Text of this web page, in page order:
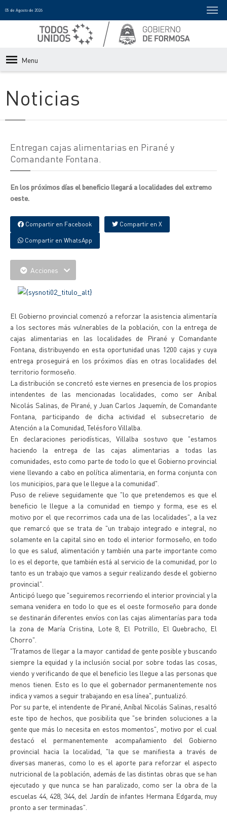
05 de Agosto de 2026
Menu
Noticias
Entregan cajas alimentarias en Pirané y
Comandante Fontana.
En los próximos días el beneficio llegará a localidades del extremo
oeste.
Compartir en Facebook Compartir en X
Compartir en WhatsApp
Acciones
El Gobierno provincial comenzó a reforzar la asistencia alimentaría
a los sectores más vulnerables de la población, con la entrega de
cajas alimentarias en las localidades de Pirané y Comandante
Fontana, distribuyendo en esta oportunidad unas 1200 cajas y cuya
entrega proseguirá en los próximos días en otras localidades del
territorio formoseño.
La distribución se concretó este viernes en presencia de los propios
intendentes de las mencionadas localidades, como ser Aníbal
Nicolás Salinas, de Pirané, y Juan Carlos Jaquemín, de Comandante
Fontana, participando de dicha actividad el subsecretario de
Atención a la Comunidad, Telésforo Villalba.
En declaraciones periodísticas, Villalba sostuvo que "estamos
haciendo la entrega de las cajas alimentarias a todas las
comunidades, esto como parte de todo lo que el Gobierno provincial
viene llevando a cabo en política alimentaria, en forma conjunta con
los municipios, para que le llegue a la comunidad".
Puso de relieve seguidamente que "lo que pretendemos es que el
beneficio le llegue a la comunidad en tiempo y forma, ese es el
motivo por el que recorrimos cada una de las localidades", a la vez
que remarcó que se trata de "un trabajo integrado e integral, no
solamente en la capital sino en todo el interior formoseño, en todo
lo que es salud, alimentación y también una parte importante como
lo es el deporte, que también está al servicio de la comunidad, por lo
tanto es un trabajo que vamos a seguir realizando desde el gobierno
provincial".
Anticipó luego que "seguiremos recorriendo el interior provincial y la
semana venidera en todo lo que es el oeste formoseño para donde
se destinarán diferentes envíos con las cajas alimentarías para toda
la zona de María Cristina, Lote 8, El Potrillo, El Quebracho, El
Chorro".
"Tratamos de llegar a la mayor cantidad de gente posible y buscando
siempre la equidad y la inclusión social por sobre todas las cosas,
viendo y verificando de que el beneficio les llegue a las personas que
menos tienen. Esto es lo que el gobernador permanentemente nos
indica y vamos a seguir trabajando en esa línea", puntualizó.
Por su parte, el intendente de Pirané, Aníbal Nicolás Salinas, resaltó
este tipo de hechos, que posibilita que "se brinden soluciones a la
gente que más lo necesita en estos momentos", motivo por el cual
destacó el permanentemente acompañamiento del Gobierno
provincial hacia la localidad, "la que se manifiesta a través de
diversas maneras, como lo es el aporte para reforzar el aspecto
nutricional de la población, además de las distintas obras que se han
ejecutado y que nunca se han paralizado, como ser la obra de la
escuelas 44, 428, 344, del Jardín de infantes Hermana Edgarda, muy
pronto a ser terminadas".